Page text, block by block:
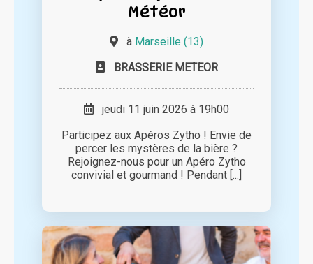
Météor
à Marseille (13)
BRASSERIE METEOR
jeudi 11 juin 2026 à 19h00
Participez aux Apéros Zytho ! Envie de
percer les mystères de la bière ?
Rejoignez-nous pour un Apéro Zytho
convivial et gourmand ! Pendant [...]